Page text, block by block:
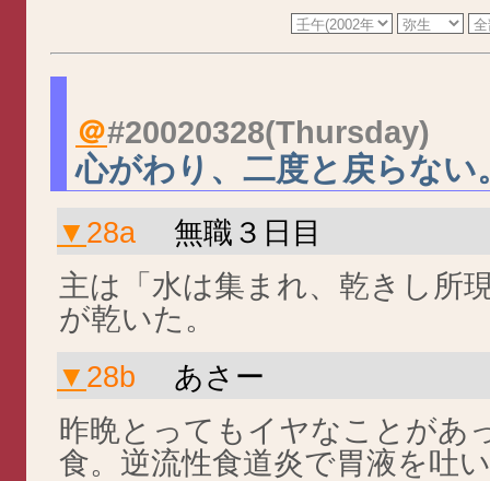
＠#20020328(Thursday)
心がわり、二度と戻らない
▼ 28a
無職３日目
主は「水は集まれ、乾きし所
が乾いた。
▼ 28b
あさー
昨晩とってもイヤなことがあ
食。逆流性食道炎で胃液を吐